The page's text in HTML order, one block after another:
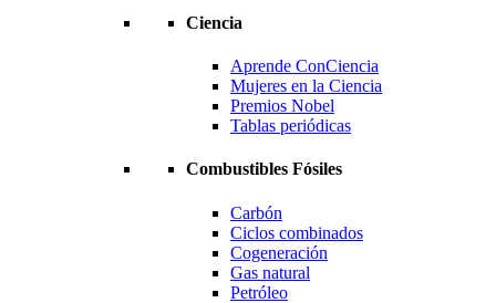
Ciencia
Aprende ConCiencia
Mujeres en la Ciencia
Premios Nobel
Tablas periódicas
Combustibles Fósiles
Carbón
Ciclos combinados
Cogeneración
Gas natural
Petróleo